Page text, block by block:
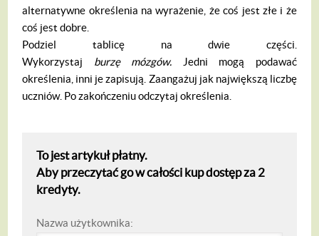
alternatywne określenia na wyrażenie, że coś jest złe i że
coś jest dobre.
Podziel tablicę na dwie części.
Wykorzystaj burzęmózgów.
Jedni mogą podawać
określenia, inni je zapisują. Zaangażuj jak największą liczbę
uczniów. Po zakończeniu odczytaj określenia.
To jest artykuł płatny.
Aby przeczytać go w całości kup dostęp za 2
kredyty.
Nazwa użytkownika: